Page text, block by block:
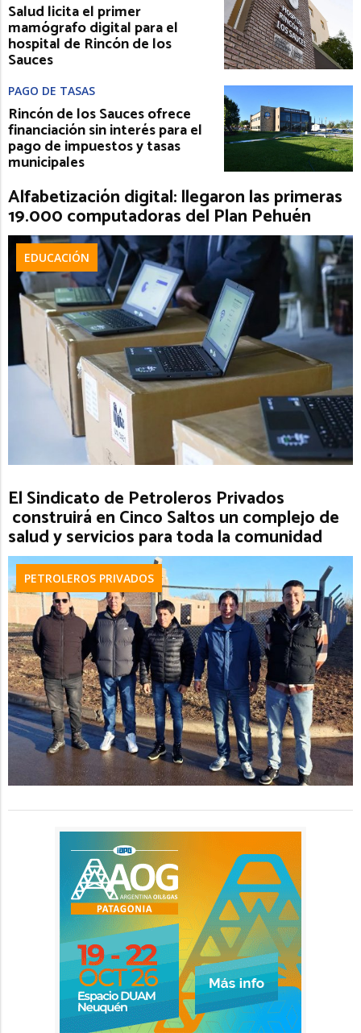
Salud licita el primer
mamógrafo digital para el
hospital de Rincón de los
Sauces
PAGO DE TASAS
Rincón de los Sauces ofrece
financiación sin interés para el
pago de impuestos y tasas
municipales
Alfabetización digital: llegaron las primeras
19.000 computadoras del Plan Pehuén
EDUCACIÓN
El Sindicato de Petroleros Privados
construirá en Cinco Saltos un complejo de
salud y servicios para toda la comunidad
PETROLEROS PRIVADOS